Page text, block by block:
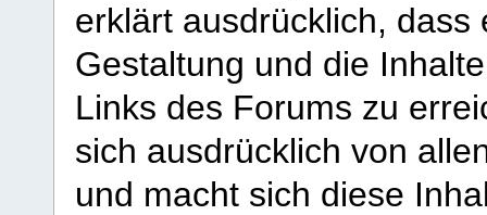
erklärt ausdrücklich,
Gestaltung und die
Links des Forums zu
sich ausdrücklich von
und macht sich diese